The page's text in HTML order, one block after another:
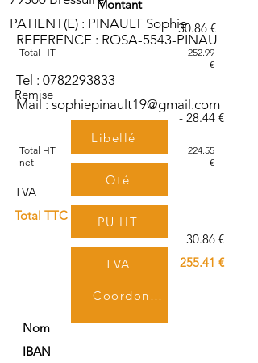
PATIENT(E) : PINAULT Sophie
REFERENCE : ROSA-5543-PINAU
Tel : 0782293833
Mail : sophiepinault19@gmail.com
Libellé
Qté
PU HT
TVA
Montant
30.86 €
Total HT
252.99
€
Remise
- 28.44 €
Total HT
net
224.55
€
TVA
Total TTC
30.86 €
255.41 €
Coordonnées bancaires
Nom
IBAN